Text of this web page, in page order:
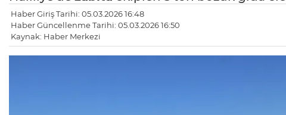
Haber Giriş Tarihi: 05.03.2026 16:48
Haber Güncellenme Tarihi: 05.03.2026 16:50
Kaynak: Haber Merkezi